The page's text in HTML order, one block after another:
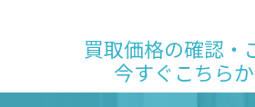
買取価格の確認・
今すぐこちらか